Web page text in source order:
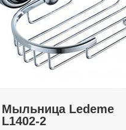
Мыльница Ledeme
L1402-2